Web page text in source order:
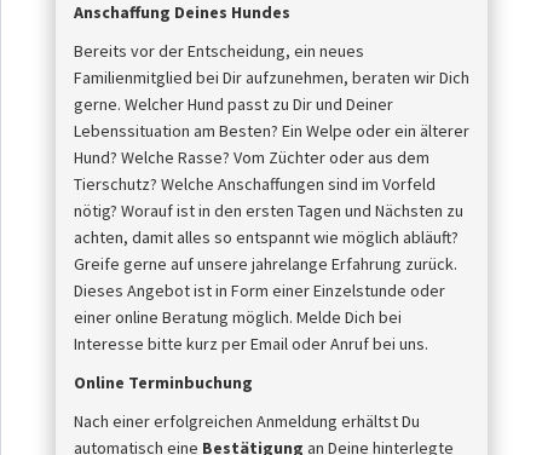
Anschaffung Deines Hundes
Bereits vor der Entscheidung, ein neues
Familienmitglied bei Dir aufzunehmen, beraten wir Dich
gerne. Welcher Hund passt zu Dir und Deiner
Lebenssituation am Besten? Ein Welpe oder ein älterer
Hund? Welche Rasse? Vom Züchter oder aus dem
Tierschutz? Welche Anschaffungen sind im Vorfeld
nötig? Worauf ist in den ersten Tagen und Nächsten zu
achten, damit alles so entspannt wie möglich abläuft?
Greife gerne auf unsere jahrelange Erfahrung zurück.
Dieses Angebot ist in Form einer Einzelstunde oder
einer online Beratung möglich. Melde Dich bei
Interesse bitte kurz per Email oder Anruf bei uns.
Online Terminbuchung
Nach einer erfolgreichen Anmeldung erhältst Du
automatisch eine Bestätigung an Deine hinterlegte